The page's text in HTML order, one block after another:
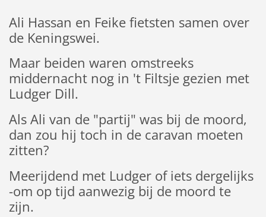
Ali Hassan en Feike fietsten samen over
de Keningswei.
Maar beiden waren omstreeks
middernacht nog in 't Filtsje gezien met
Ludger Dill.
Als Ali van de "partij" was bij de moord,
dan zou hij toch in de caravan moeten
zitten?
Meerijdend met Ludger of iets dergelijks
-om op tijd aanwezig bij de moord te
zijn.